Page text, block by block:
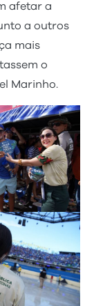
afetar a
a outros
mais
o
Marinho.